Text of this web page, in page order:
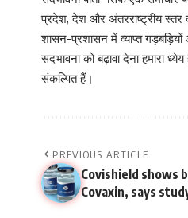
प्रदेश, देश और अंतरराष्ट्रीय स्तर
शासन-प्रशासन में व्याप्त
सदभावना को बढ़ावा देना हमारा
संकल्पित हैं।
PREVIOUS ARTICLE
Covishield shows
Covaxin, says